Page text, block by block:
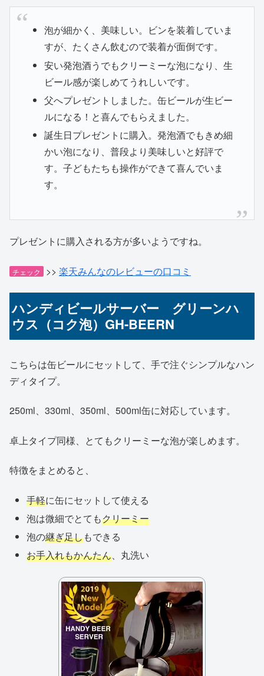
泡が細かく、美味しい。ビンを装着していま
すが、たくさん飲むので装着が面倒です。
安い発泡酒うでもクリーミーな泡になり、生
ビール感が楽しめてうれしいです。
父へプレゼントしました。缶ビールが生ビー
ルになる！と喜んでもらえました。
誕生日プレゼントに購入。発泡酒でもきめ細
かい泡になり、普段より美味しいと好評で
す。子どもたちも操作ができて喜んでいま
す。
プレゼントに購入される方が多いようですね。
チェック >> 楽天みんなのレビューの口コミ
ハンディビールサーバー グリーンハ
ウス（コク泡）GH-BEERN
こちらは缶ビールにセットして、手で注ぐシンプルなハン
ディタイプ。
250ml、330ml、350ml、500ml缶に対応しています。
卓上タイプ同様、とてもクリーミーな泡が楽しめます。
特徴をまとめると、
手軽に缶にセットして使える
泡は微細でとてもクリーミー
泡の継ぎ足しもできる
お手入れもかんたん、丸洗い